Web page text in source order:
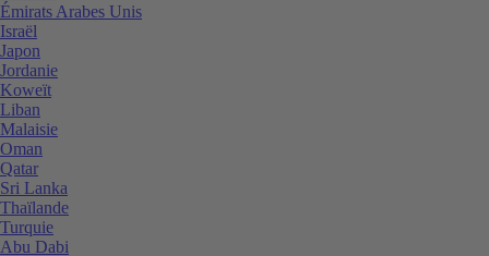
Émirats Arabes Unis
Israël
Japon
Jordanie
Koweït
Liban
Malaisie
Oman
Qatar
Sri Lanka
Thaïlande
Turquie
Abu Dabi